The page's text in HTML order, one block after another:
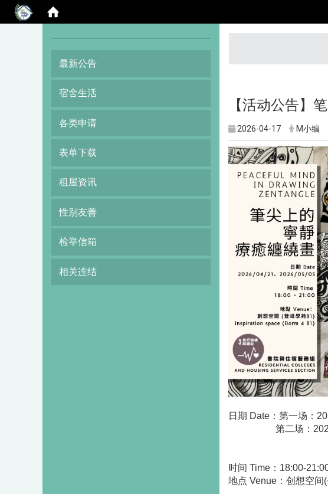
最新公告
宿舍生活
各类申请
表单下载
租屋资讯
性别友善
检举信箱
相关连结
【活动公告】
2026-04-17 M小编
日期 Date：第一场：
第二场：2026/
时间 Time：18:00-
地点 Venue：创想空间